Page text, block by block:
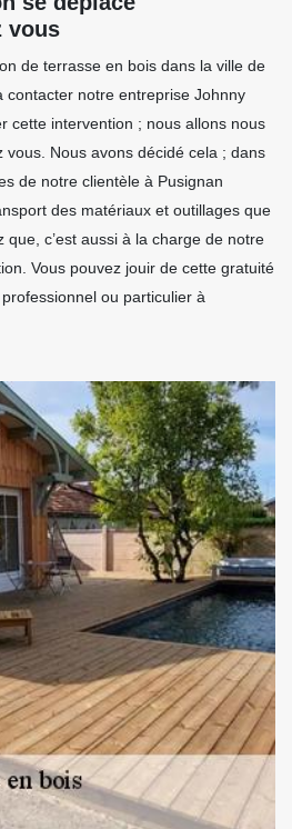
vous
de terrasse en bois dans la ville de
contacter notre entreprise Johnny
cette intervention ; nous allons nous
Nous avons décidé cela ; dans
de notre clientèle à Pusignan
des matériaux et outillages que
que, c’est aussi à la charge de notre
Vous pouvez jouir de cette gratuité
ou particulier à